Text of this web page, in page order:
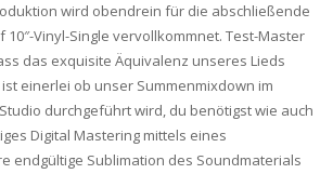
wird obendrein für die abschließende
Vinyl-Single vervollkommnet. Test-Master
das exquisite Äquivalenz unseres Lieds
einerlei ob unser Summenmixdown im
durchgeführt wird, du benötigst wie auch
Digital Mastering mittels eines
endgültige Sublimation des Soundmaterials